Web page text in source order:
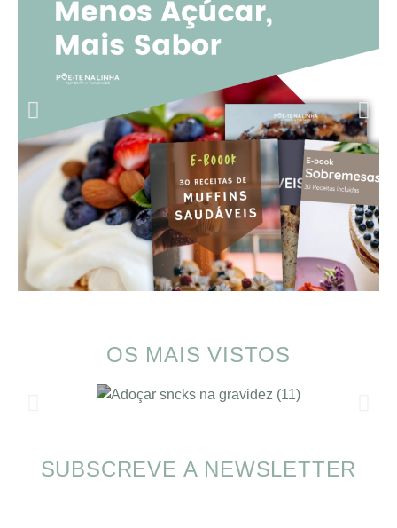
OS MAIS VISTOS
SOMP (SOP): 5 Ideias de Pequenos Almoços
SUBSCREVE A NEWSLETTER